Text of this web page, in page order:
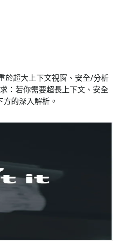
於超大上下文視窗、安全/分析
：若你需要超長上下文、安全
的深入解析。
及更深度的「agentic」工作
）。